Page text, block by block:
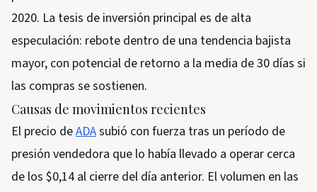
2020. La tesis de inversión principal es de alta
especulación: rebote dentro de una tendencia bajista
mayor, con potencial de retorno a la media de 30 días si
las compras se sostienen.
Causas de movimientos recientes
El precio deADAsubió con fuerza tras un período de
presión vendedora que lo había llevado a operar cerca
de los $0,14 al cierre del día anterior. El volumen en las